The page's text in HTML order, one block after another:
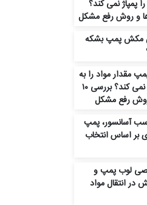
پمپاژ نمی‌ کند؟
و روش رفع مشکل
مکش پمپ بشکه
مقدار مواد را به‌
درستی تزریق نمی‌ کند؟ بررسی ۱۰
رفع مشکل
آسانسور، پمپ
بر اساس انتخاب
لوب پمپ و
انتقال مواد